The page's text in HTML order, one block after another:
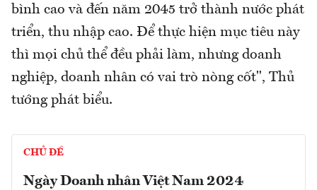
bình cao và đến năm 2045 trở thành nước phát
triển, thu nhập cao. Để thực hiện mục tiêu này
thì mọi chủ thể đều phải làm, nhưng doanh
nghiệp, doanh nhân có vai trò nòng cốt", Thủ
tướng phát biểu.
CHỦ ĐỀ
Ngày Doanh nhân Việt Nam 2024